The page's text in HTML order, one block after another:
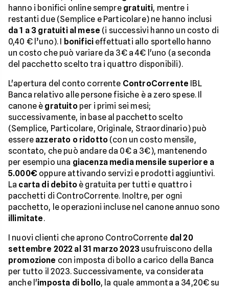
hanno i bonifici online sempre gratuiti, mentre i
restanti due (Semplice e Particolare) ne hanno inclusi
da 1 a 3 gratuiti al mese (i successivi hanno un costo di
0,40 € l’uno). I bonifici effettuati allo sportello hanno
un costo che può variare da 3€ a 4€ l'uno (a seconda
del pacchetto scelto tra i quattro disponibili).
L'apertura del conto corrente ControCorrente IBL
Banca relativo alle persone fisiche è a zero spese. Il
canone è gratuitoper i primi sei mesi;
successivamente, in base al pacchetto scelto
(Semplice, Particolare, Originale, Straordinario) può
essere azzerato o ridotto (con un costo mensile,
scontato, che può andare da 0€ a 3€), mantenendo
per esempio una giacenza media mensile superiore a
5.000€ oppure attivando servizi e prodotti aggiuntivi.
La carta di debitoè gratuita per tutti e quattro i
pacchetti di ControCorrente. Inoltre, per ogni
pacchetto, le operazioni incluse nel canone annuo sono
illimitate.
I nuovi clienti che aprono ControCorrente dal 20
settembre 2022 al 31 marzo 2023usufruiscono della
promozione con imposta di bollo a carico della Banca
per tutto il 2023. Successivamente, va considerata
anche l'imposta di bollo, la quale ammonta a 34,20€ su